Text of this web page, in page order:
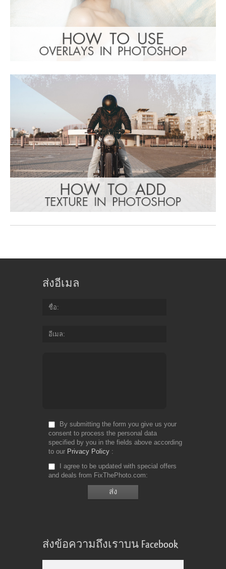
ส่งอีเมล
ชื่อ
อีเมล
By submitting the form you give us your
consent to process the personal data
specified by you in the fields above according
to our Privacy Policy
I agree to be updated with special offers
and deals from FixThePhoto.com
ส่งข้อความถึงเราบน Facebook